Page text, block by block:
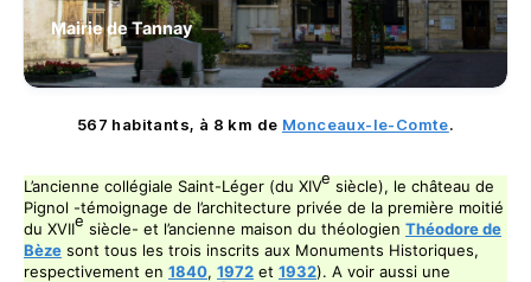
Mairie de Tannay
567 habitants, à 8 km de Monceaux-le-Comte.
L’ancienne collégiale Saint-Léger (du XIVe siècle), le château de
Pignol -témoignage de l’architecture privée de la première moitié
du XVIIe siècle- et l’ancienne maison du théologien Théodore de
Bèze sont tous les trois inscrits aux Monuments Historiques,
respectivement en 1840, 1972 et 1932). A voir aussi une